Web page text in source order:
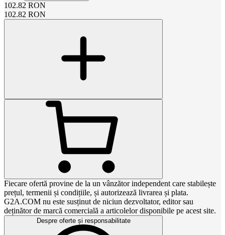
102.82 RON
102.82 RON
Fiecare ofertă provine de la un vânzător independent care stabilește
prețul, termenii și condițiile, și autorizează livrarea și plata.
G2A.COM nu este susținut de niciun dezvoltator, editor sau
deținător de marcă comercială a articolelor disponibile pe acest site.
Despre oferte și responsabilitate